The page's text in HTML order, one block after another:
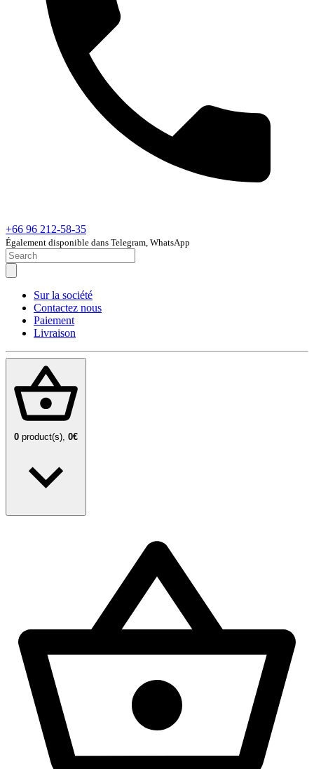
+66 96 212-58-35
Également disponible dans Telegram, WhatsApp
Sur la société
Contactez nous
Paiement
Livraison
0 product(s), 0€